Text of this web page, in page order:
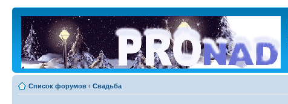
Список форумов ‹ Свадьба